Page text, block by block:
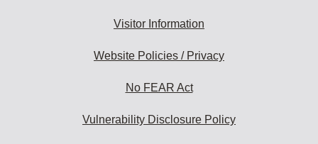
Visitor Information
Website Policies / Privacy
No FEAR Act
Vulnerability Disclosure Policy